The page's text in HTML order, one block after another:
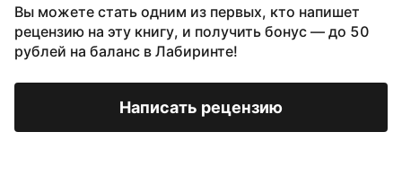
Вы можете стать одним из первых, кто напишет
рецензию на эту книгу, и получить бонус — до 50
рублей на баланс в Лабиринте!
Написать рецензию